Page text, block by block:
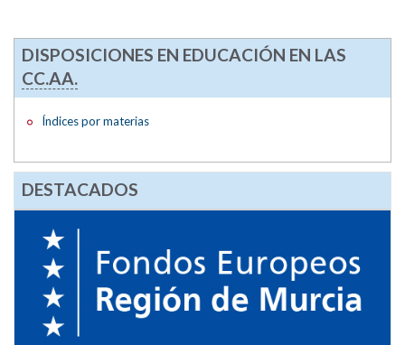
DISPOSICIONES EN EDUCACIÓN EN LAS
CC.AA.
Índices por materias
DESTACADOS